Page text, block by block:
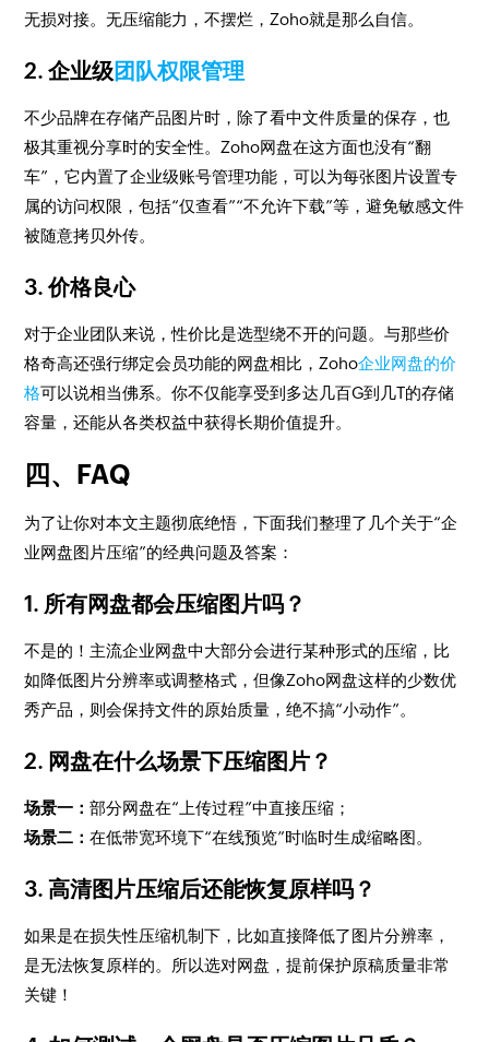
无损对接。无压缩能力，不摆烂，Zoho就是那么自信。
2. 企业级团队权限管理
不少品牌在存储产品图片时，除了看中文件质量的保存，也
极其重视分享时的安全性。Zoho网盘在这方面也没有“翻
车”，它内置了企业级账号管理功能，可以为每张图片设置专
属的访问权限，包括“仅查看”“不允许下载”等，避免敏感文件
被随意拷贝外传。
3. 价格良心
对于企业团队来说，性价比是选型绕不开的问题。与那些价
格奇高还强行绑定会员功能的网盘相比，Zoho企业网盘的价
格可以说相当佛系。你不仅能享受到多达几百G到几T的存储
容量，还能从各类权益中获得长期价值提升。
四、FAQ
为了让你对本文主题彻底绝悟，下面我们整理了几个关于“企
业网盘图片压缩”的经典问题及答案：
1. 所有网盘都会压缩图片吗？
不是的！主流企业网盘中大部分会进行某种形式的压缩，比
如降低图片分辨率或调整格式，但像Zoho网盘这样的少数优
秀产品，则会保持文件的原始质量，绝不搞“小动作”。
2. 网盘在什么场景下压缩图片？
场景一：部分网盘在“上传过程”中直接压缩；
场景二：在低带宽环境下“在线预览”时临时生成缩略图。
3. 高清图片压缩后还能恢复原样吗？
如果是在损失性压缩机制下，比如直接降低了图片分辨率，
是无法恢复原样的。所以选对网盘，提前保护原稿质量非常
关键！